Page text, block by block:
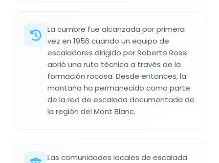
La cumbre fue alcanzada por primera
vez en 1956 cuando un equipo de
escaladores dirigido por Roberto Rossi
abrió una ruta técnica a través de la
formación rocosa. Desde entonces, la
montaña ha permanecido como parte
de la red de escalada documentada de
la región del Mont Blanc.
Las comunidades locales de escalada